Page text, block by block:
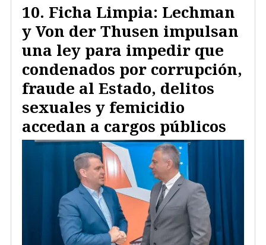
Ficha Limpia: Lechman
y Von der Thusen impulsan
una ley para impedir que
condenados por corrupción,
fraude al Estado, delitos
sexuales y femicidio
accedan a cargos públicos